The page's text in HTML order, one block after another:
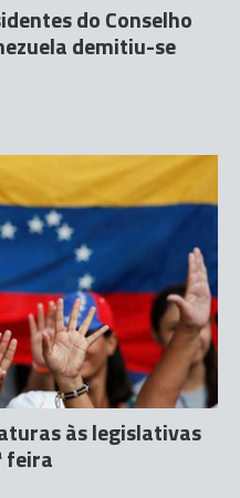
do Conselho
demitiu-se
às legislativas
feira